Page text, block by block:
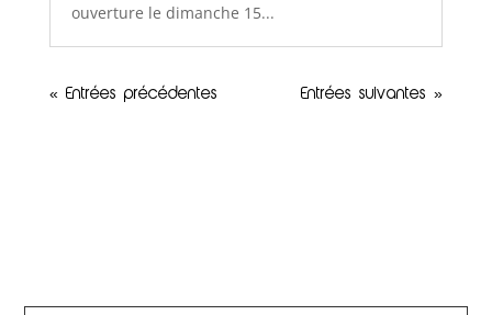
ouverture le dimanche 15...
« Entrées précédentes Entrées suivantes »